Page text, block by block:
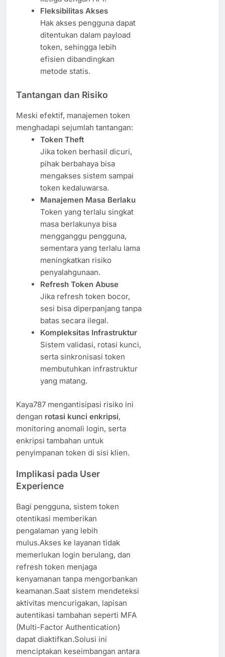
Fleksibilitas Akses
Hak akses pengguna dapat
ditentukan dalam payload
token, sehingga lebih
efisien dibandingkan
metode statis.
Tantangan dan Risiko
Meski efektif, manajemen token
menghadapi sejumlah tantangan:
Token Theft
Jika token berhasil dicuri,
pihak berbahaya bisa
mengakses sistem sampai
token kedaluwarsa.
Manajemen Masa Berlaku
Token yang terlalu singkat
masa berlakunya bisa
mengganggu pengguna,
sementara yang terlalu lama
meningkatkan risiko
penyalahgunaan.
Refresh Token Abuse
Jika refresh token bocor,
sesi bisa diperpanjang tanpa
batas secara ilegal.
Kompleksitas Infrastruktur
Sistem validasi, rotasi kunci,
serta sinkronisasi token
membutuhkan infrastruktur
yang matang.
Kaya787 mengantisipasi risiko ini
dengan rotasi kunci enkripsi,
monitoring anomali login, serta
enkripsi tambahan untuk
penyimpanan token di sisi klien.
Implikasi pada User
Experience
Bagi pengguna, sistem token
otentikasi memberikan
pengalaman yang lebih
mulus.Akses ke layanan tidak
memerlukan login berulang, dan
refresh token menjaga
kenyamanan tanpa mengorbankan
keamanan.Saat sistem mendeteksi
aktivitas mencurigakan, lapisan
autentikasi tambahan seperti MFA
(Multi-Factor Authentication)
dapat diaktifkan.Solusi ini
menciptakan keseimbangan antara